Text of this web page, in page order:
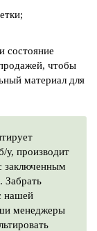
состояние
чтобы
материал для
у, производит
заключенным
Забрать
нашей
менеджеры